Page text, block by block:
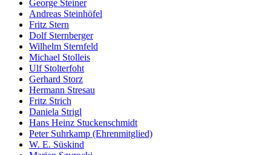
George Steiner
Andreas Steinhöfel
Fritz Stern
Dolf Sternberger
Wilhelm Sternfeld
Michael Stolleis
Ulf Stolterfoht
Gerhard Storz
Hermann Stresau
Fritz Strich
Daniela Strigl
Hans Heinz Stuckenschmidt
Peter Suhrkamp (Ehrenmitglied)
W. E. Süskind